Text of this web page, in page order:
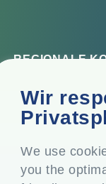
Wir
We use
you the
REGIONALE
Firmensitz
Top Floor,
Marg, Lower
Eingetragener